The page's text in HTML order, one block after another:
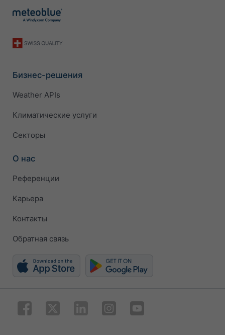
Бизнес-решения
Weather APIs
Климатические услуги
Секторы
О нас
Референции
Карьера
Контакты
Обратная связь